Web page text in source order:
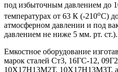
под избыточным давлением до
температурах от 63 К (-210oС)
атмосферном давлении и под
давлением не ниже 5 мм. рт. ст.).
Емкостное оборудование
марок сталей Ст3, 16ГС-12,
10Х17Н13М2Т, 10Х17Н13М3Т, а